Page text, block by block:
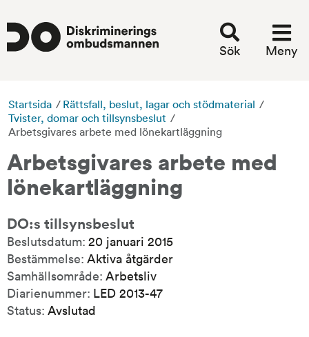
Sök Meny
Startsida / Rättsfall, beslut, lagar och stödmaterial /
Tvister, domar och tillsynsbeslut /
Arbetsgivares arbete med lönekartläggning
Arbetsgivares arbete med
lönekartläggning
DO:s tillsynsbeslut
Beslutsdatum: 20 januari 2015
Bestämmelse: Aktiva åtgärder
Samhällsområde: Arbetsliv
Diarienummer: LED 2013-47
Status: Avslutad